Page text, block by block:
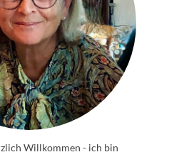
Willkommen - ich bin